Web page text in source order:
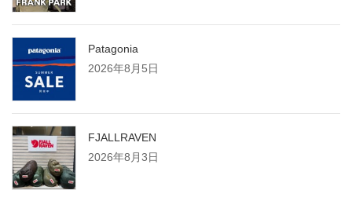
Patagonia
2026年8月5日
FJALLRAVEN
2026年8月3日